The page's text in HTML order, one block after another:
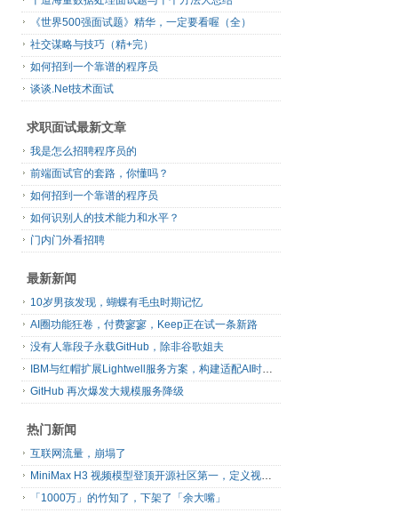
《世界500强面试题》精华，一定要看喔（全）
社交谋略与技巧（精+完）
如何招到一个靠谱的程序员
谈谈.Net技术面试
求职面试最新文章
我是怎么招聘程序员的
前端面试官的套路，你懂吗？
如何招到一个靠谱的程序员
如何识别人的技术能力和水平？
门内门外看招聘
最新新闻
10岁男孩发现，蝴蝶有毛虫时期记忆
AI圈功能狂卷，付费寥寥，Keep正在试一条新路
没有人靠段子永载GitHub，除非谷歌姐夫
IBM与红帽扩展Lightwell服务方案，构建适配AI时代开源生态的可信基础设施
GitHub 再次爆发大规模服务降级
热门新闻
互联网流量，崩塌了
MiniMax H3 视频模型登顶开源社区第一，定义视频模型领域“斩杀线”
「1000万」的竹知了，下架了「余大嘴」